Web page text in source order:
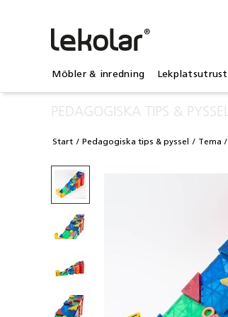
Möbler & inredning
PEDAGOGISKA TIPS &
Start Pedagogiska tips & pyssel Tema